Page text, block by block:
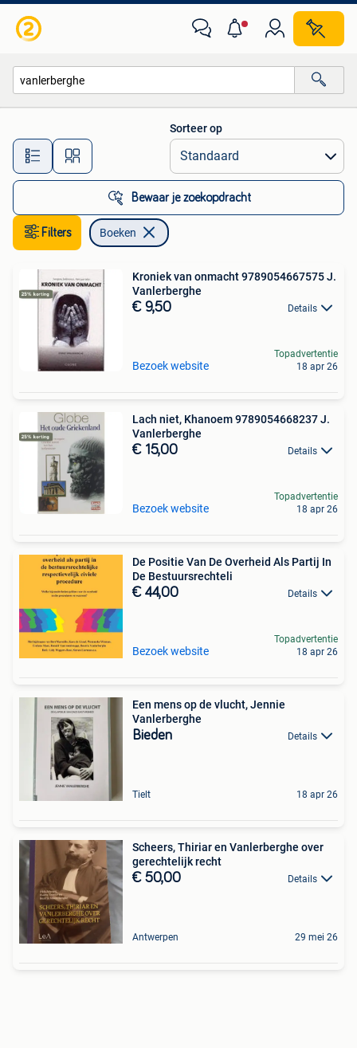
Alle afstanden…
Sorteer op
Bewaar je zoekopdracht
Filters Boeken
Kroniek van onmacht 9789054667575 J.
Vanlerberghe
€ 9,50 Details
Bezoek website
Topadvertentie
18 apr 26
Lach niet, Khanoem 9789054668237 J.
Vanlerberghe
€ 15,00 Details
Bezoek website
Topadvertentie
18 apr 26
De Positie Van De Overheid Als Partij In
De Bestuursrechteli
€ 44,00 Details
Bezoek website
Topadvertentie
18 apr 26
Een mens op de vlucht, Jennie
Vanlerberghe
Bieden Details
Tielt 18 apr 26
Scheers, Thiriar en Vanlerberghe over
gerechtelijk recht
€ 50,00 Details
Antwerpen 29 mei 26